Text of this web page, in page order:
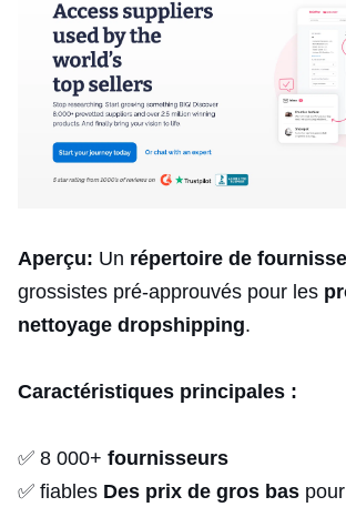
Aperçu: Un répertoire de
grossistes pré-approuvés pour les
nettoyage dropshipping.
Caractéristiques principales :
✅ 8 000+ fournisseurs
✅ fiables Des prix de gros bas